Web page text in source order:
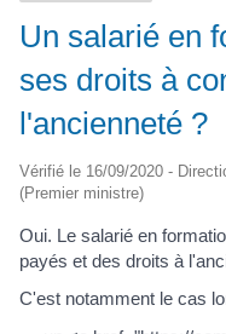
Un salarié en
ses droits à
l'ancienneté ?
Vérifié le 16/09/2020 -
(Premier ministre)
Oui. Le salarié en
payés et des droits à
C'est notamment le cas